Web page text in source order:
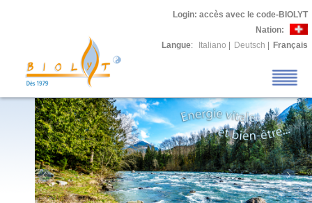
Login: accès avec le code-BIOLYT
Nation:
Langue: Italiano Deutsch Français